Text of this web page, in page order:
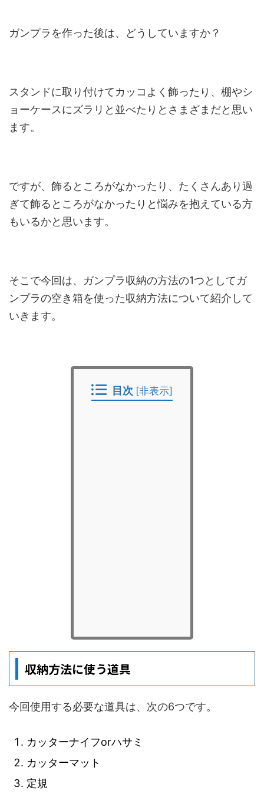
ガンプラを作った後は、どうしていますか？
スタンドに取り付けてカッコよく飾ったり、棚やシ
ョーケースにズラリと並べたりとさまざまだと思い
ます。
ですが、飾るところがなかったり、たくさんあり過
ぎて飾るところがなかったりと悩みを抱えている方
もいるかと思います。
そこで今回は、ガンプラ収納の方法の1つとしてガ
ンプラの空き箱を使った収納方法について紹介して
いきます。
目次 [非表示]
収納方法に使う道具
今回使用する必要な道具は、次の6つです。
カッターナイフorハサミ
カッターマット
定規